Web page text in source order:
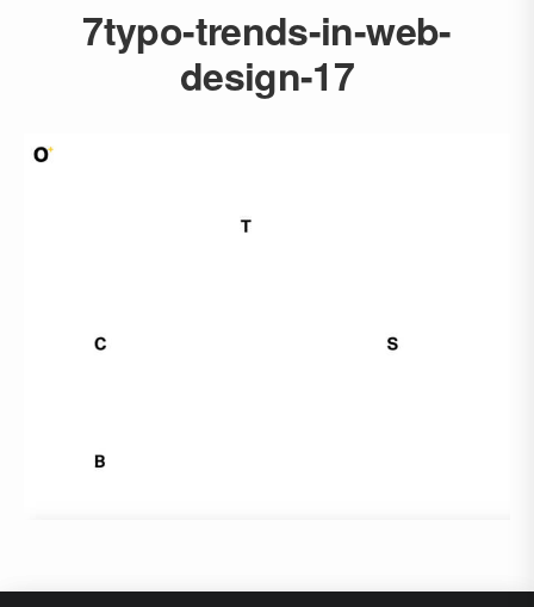
7typo-trends-in-web-
design-17